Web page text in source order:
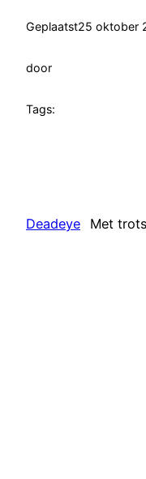
Geplaatst25 oktober
door
Tags:
Deadeye Met